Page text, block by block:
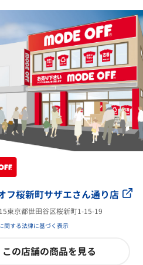
フ桜新町サザエさん通り店
東京都世田谷区桜新町1-15-19
関する法律に基づく表示
この店舗の商品を見る